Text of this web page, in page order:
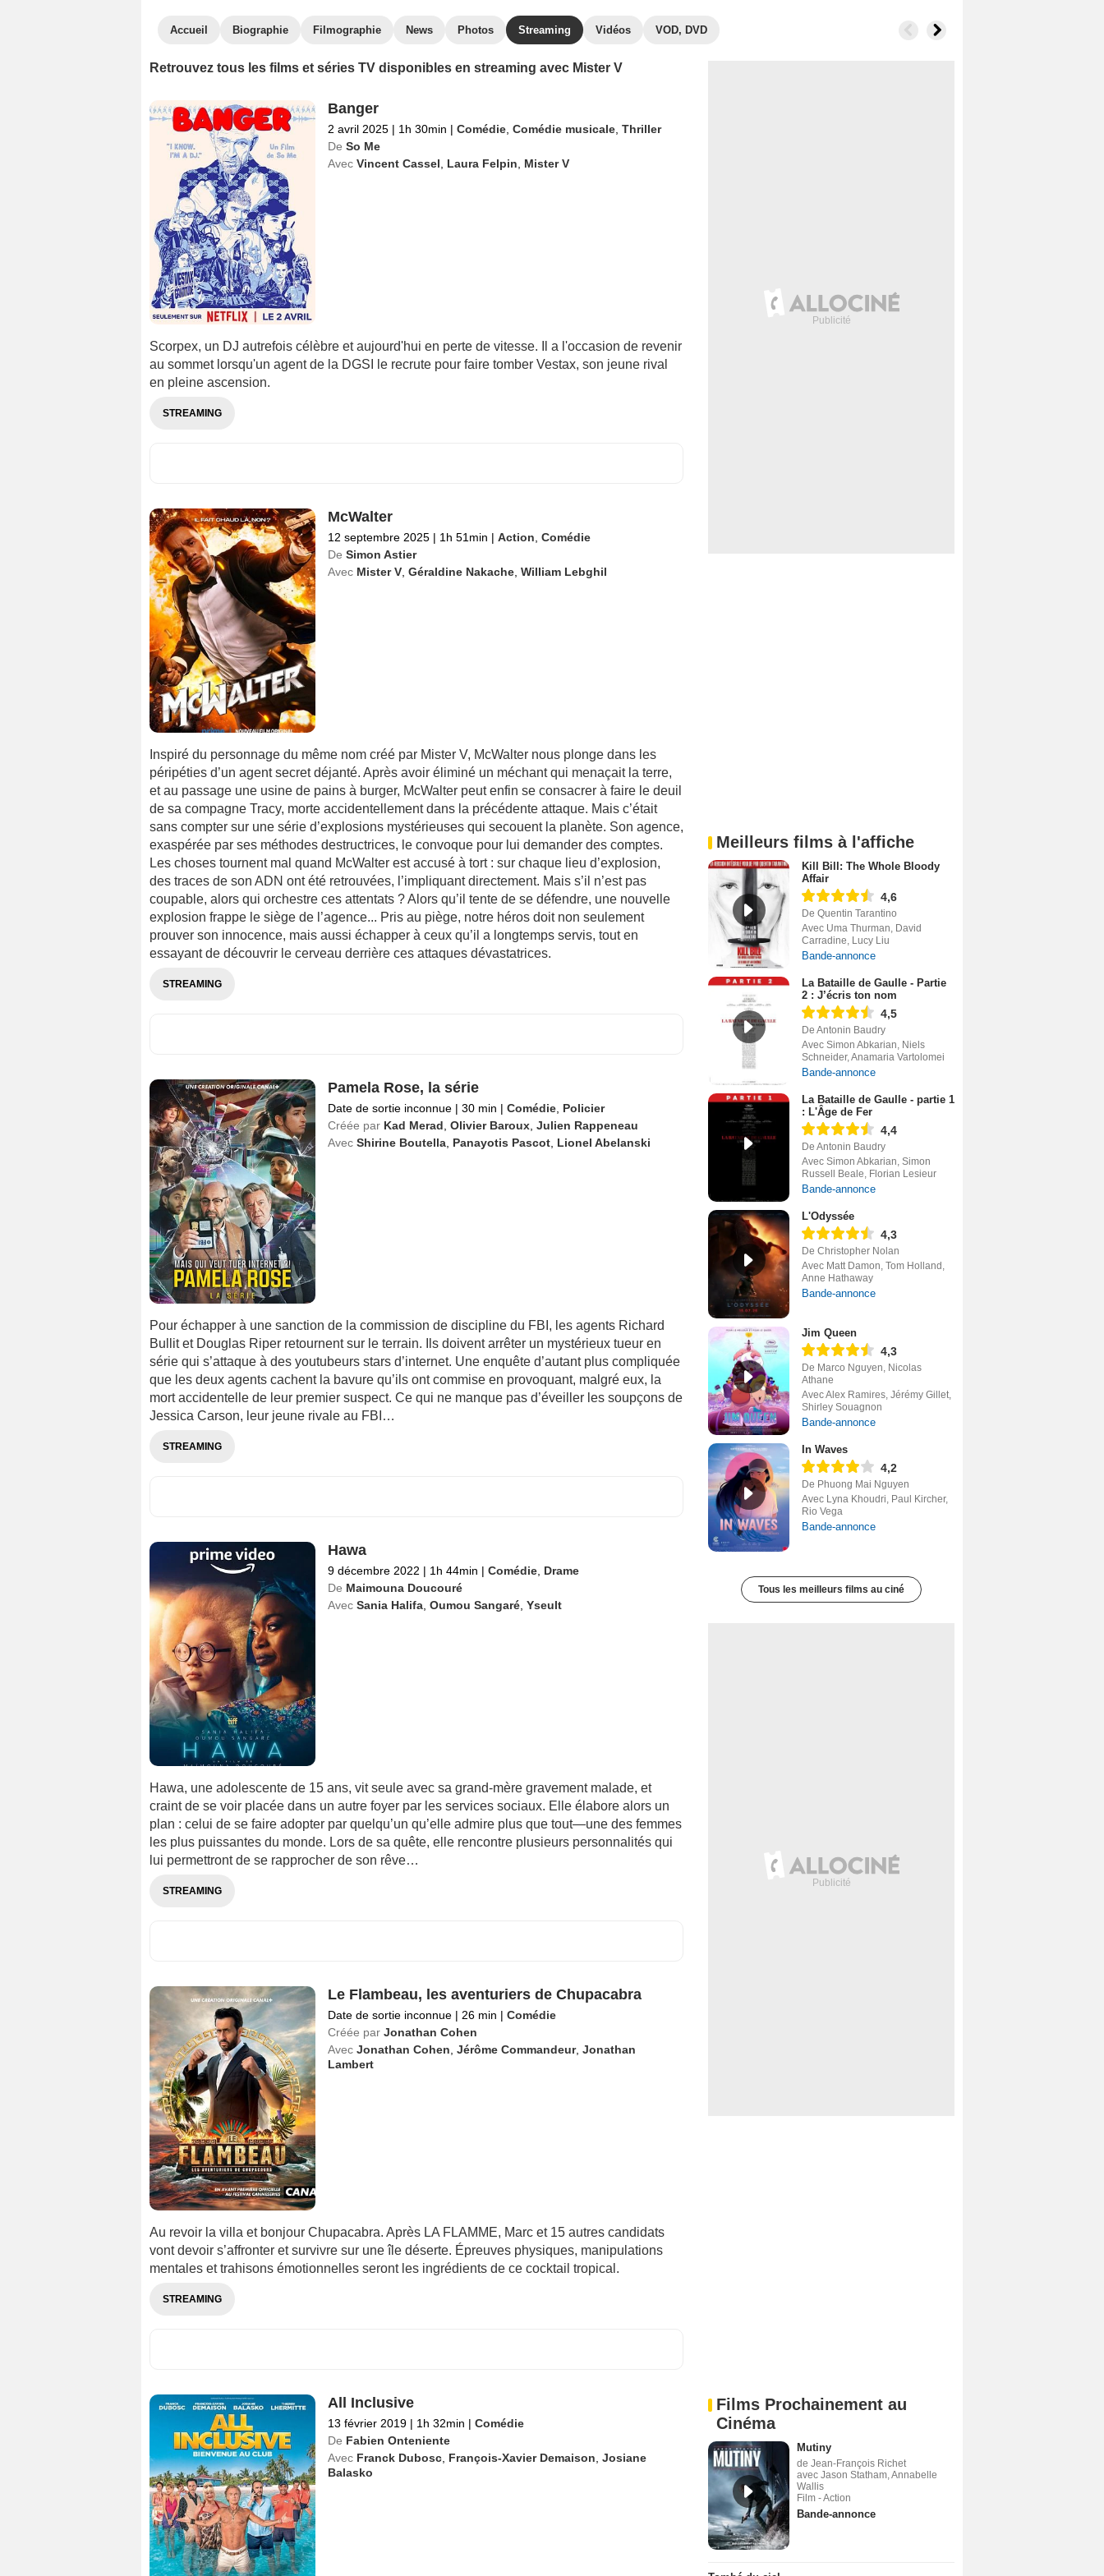
Accueil Biographie Filmographie News Photos Streaming Vidéos VOD, DVD
Retrouvez tous les films et séries TV disponibles en streaming avec Mister V
Banger
2 avril 2025 | 1h 30min | Comédie, Comédie musicale, Thriller
De So Me
Avec Vincent Cassel Laura Felpin Mister V
Scorpex, un DJ autrefois célèbre et aujourd'hui en perte de vitesse. Il a l'occasion de revenir
au sommet lorsqu'un agent de la DGSI le recrute pour faire tomber Vestax, son jeune rival
en pleine ascension.
STREAMING
McWalter
12 septembre 2025 | 1h 51min | Action Comédie
De Simon Astier
Avec Mister V, Géraldine Nakache, William Lebghil
Inspiré du personnage du même nom créé par Mister V, McWalter nous plonge dans les
péripéties d’un agent secret déjanté. Après avoir éliminé un méchant qui menaçait la terre,
et au passage une usine de pains à burger, McWalter peut enfin se consacrer à faire le deuil
de sa compagne Tracy, morte accidentellement dans la précédente attaque. Mais c’était
sans compter sur une série d’explosions mystérieuses qui secouent la planète. Son agence,
exaspérée par ses méthodes destructrices, le convoque pour lui demander des comptes.
Les choses tournent mal quand McWalter est accusé à tort : sur chaque lieu d’explosion,
des traces de son ADN ont été retrouvées, l’impliquant directement. Mais s’il n’est pas
coupable, alors qui orchestre ces attentats ? Alors qu’il tente de se défendre, une nouvelle
explosion frappe le siège de l’agence... Pris au piège, notre héros doit non seulement
prouver son innocence, mais aussi échapper à ceux qu’il a longtemps servis, tout en
essayant de découvrir le cerveau derrière ces attaques dévastatrices.
STREAMING
Pamela Rose, la série
Date de sortie inconnue | 30 min | Comédie, Policier
Créée par Kad Merad Olivier Baroux, Julien Rappeneau
Avec Shirine Boutella, Panayotis Pascot, Lionel Abelanski
Pour échapper à une sanction de la commission de discipline du FBI, les agents Richard
Bullit et Douglas Riper retournent sur le terrain. Ils doivent arrêter un mystérieux tueur en
série qui s’attaque à des youtubeurs stars d’internet. Une enquête d’autant plus compliquée
que les deux agents cachent la bavure qu’ils ont commise en provoquant, malgré eux, la
mort accidentelle de leur premier suspect. Ce qui ne manque pas d’éveiller les soupçons de
Jessica Carson, leur jeune rivale au FBI…
STREAMING
Hawa
9 décembre 2022 | 1h 44min | Comédie, Drame
De Maimouna Doucouré
Avec Sania Halifa, Oumou Sangaré, Yseult
Hawa, une adolescente de 15 ans, vit seule avec sa grand-mère gravement malade, et
craint de se voir placée dans un autre foyer par les services sociaux. Elle élabore alors un
plan : celui de se faire adopter par quelqu’un qu’elle admire plus que tout—une des femmes
les plus puissantes du monde. Lors de sa quête, elle rencontre plusieurs personnalités qui
lui permettront de se rapprocher de son rêve…
STREAMING
Le Flambeau, les aventuriers de Chupacabra
Date de sortie inconnue | 26 min | Comédie
Créée par Jonathan Cohen
Avec Jonathan Cohen Jérôme Commandeur, Jonathan
Lambert
Au revoir la villa et bonjour Chupacabra. Après LA FLAMME, Marc et 15 autres candidats
vont devoir s’affronter et survivre sur une île déserte. Épreuves physiques, manipulations
mentales et trahisons émotionnelles seront les ingrédients de ce cocktail tropical.
STREAMING
All Inclusive
13 février 2019 | 1h 32min | Comédie
De Fabien Onteniente
Avec Franck Dubosc, François-Xavier Demaison Josiane
Balasko
Meilleurs films à l'affiche
Kill Bill: The Whole Bloody
Affair
4,6
De Quentin Tarantino
Avec Uma Thurman, David
Carradine, Lucy Liu
Bande-annonce
La Bataille de Gaulle - Partie
2 : J’écris ton nom
4,5
De Antonin Baudry
Avec Simon Abkarian, Niels
Schneider, Anamaria Vartolomei
Bande-annonce
La Bataille de Gaulle - partie 1
: L'Âge de Fer
4,4
De Antonin Baudry
Avec Simon Abkarian, Simon
Russell Beale, Florian Lesieur
Bande-annonce
L'Odyssée
4,3
De Christopher Nolan
Avec Matt Damon, Tom Holland,
Anne Hathaway
Bande-annonce
Jim Queen
4,3
De Marco Nguyen, Nicolas
Athane
Avec Alex Ramires, Jérémy Gillet,
Shirley Souagnon
Bande-annonce
In Waves
4,2
De Phuong Mai Nguyen
Avec Lyna Khoudri, Paul Kircher,
Rio Vega
Bande-annonce
Tous les meilleurs films au ciné
Films Prochainement au
Cinéma
Mutiny
de Jean-François Richet
avec Jason Statham, Annabelle
Wallis
Film - Action
Bande-annonce